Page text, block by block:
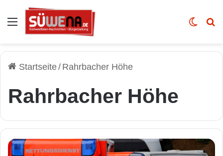
Auswahl Skin
Startseite/ Rahrbacher Höhe
Rahrbacher Höhe